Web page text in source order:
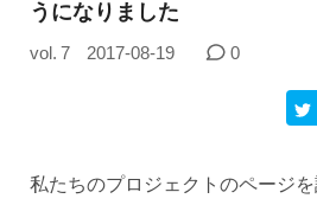
うになりました
vol. 7 2017-08-19 0
私たちのプロジェクトのページ